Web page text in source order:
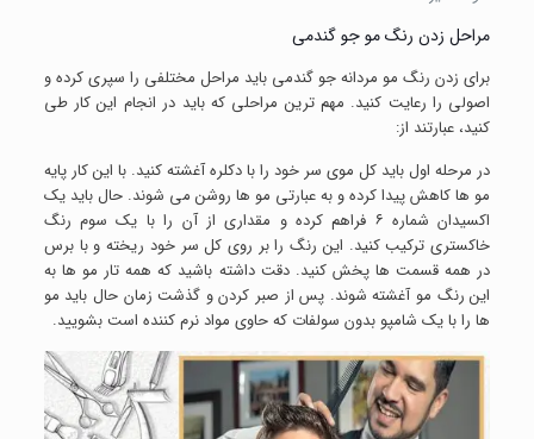
مراحل زدن رنگ مو جو گندمی
برای زدن رنگ مو مردانه جو گندمی باید مراحل مختلفی را سپری کرده و
اصولی را رعایت کنید. مهم ترین مراحلی که باید در انجام این کار طی
کنید، عبارتند از:
در مرحله اول باید کل موی سر خود را با دکلره آغشته کنید. با این کار پایه
مو ها کاهش پیدا کرده و به عبارتی مو ها روشن می شوند. حال باید یک
اکسیدان شماره ۶ فراهم کرده و مقداری از آن را با یک سوم رنگ
خاکستری ترکیب کنید. این رنگ را بر روی کل سر خود ریخته و با برس
در همه قسمت ها پخش کنید. دقت داشته باشید که همه تار مو ها به
این رنگ مو آغشته شوند. پس از صبر کردن و گذشت زمان حال باید مو
ها را با یک شامپو بدون سولفات که حاوی مواد نرم کننده است بشویید.